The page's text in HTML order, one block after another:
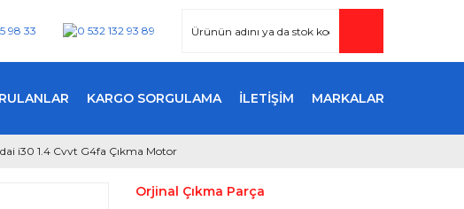
KARGO SORGULAMA İLETİŞİM MARKALAR
i30 1.4 Cvvt G4fa Çıkma Motor
Orjinal Çıkma Parça